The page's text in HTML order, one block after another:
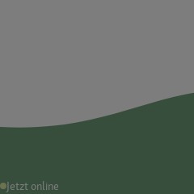
Jetzt online